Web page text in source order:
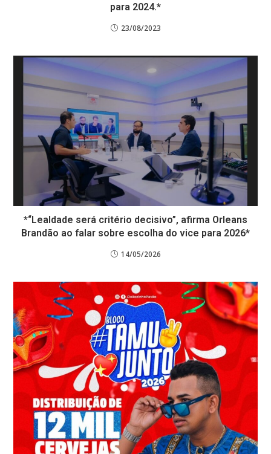
para 2024.*
23/08/2023
*“Lealdade será critério decisivo”, afirma Orleans
Brandão ao falar sobre escolha do vice para 2026*
14/05/2026